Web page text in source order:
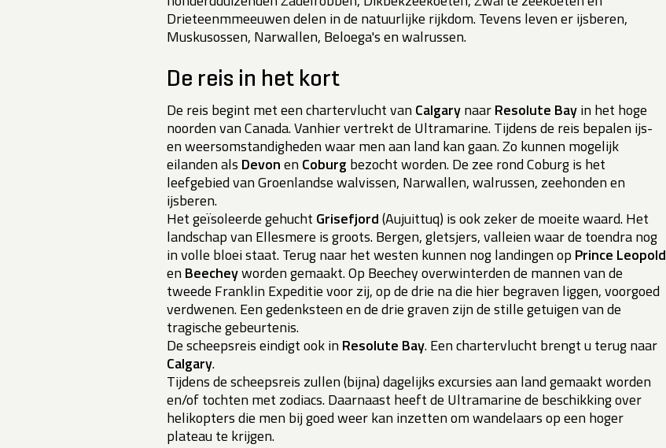
Drieteenmmeeuwen delen in de natuurlijke rijkdom. Tevens leven er ijsberen,
Muskusossen, Narwallen, Beloega's en walrussen.
De reis in het kort
De reis begint met een chartervlucht van CalgarynaarResolute Bayin het hoge
noorden van Canada. Vanhier vertrekt de Ultramarine. Tijdens de reis bepalen ijs-
en weersomstandigheden waar men aan land kan gaan. Zo kunnen mogelijk
eilanden als Devonen Coburg bezocht worden. De zee rond Coburg is het
leefgebied van Groenlandse walvissen, Narwallen, walrussen, zeehonden en
ijsberen.
Het geïsoleerde gehucht Grisefjord(Aujuittuq) is ook zeker de moeite waard. Het
landschap van Ellesmere is groots. Bergen, gletsjers, valleien waar de toendra nog
in volle bloei staat. Terug naar het westen kunnen nog landingen op Prince Leopold
en Beecheyworden gemaakt. Op Beechey overwinterden de mannen van de
tweede Franklin Expeditie voor zij, op de drie na die hier begraven liggen, voorgoed
verdwenen. Een gedenksteen en de drie graven zijn de stille getuigen van de
tragische gebeurtenis.
De scheepsreis eindigt ook in Resolute Bay. Een chartervlucht brengt u terug naar
Calgary.
Tijdens de scheepsreis zullen (bijna) dagelijks excursies aan land gemaakt worden
en/of tochten met zodiacs. Daarnaast heeft de Ultramarine de beschikking over
helikopters die men bij goed weer kan inzetten om wandelaars op een hoger
plateau te krijgen.